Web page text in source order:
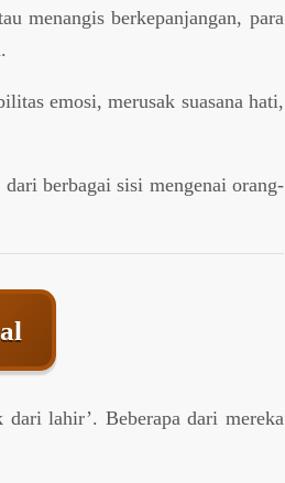
menangis berkepanjangan, para
emosi, merusak suasana hati,
berbagai sisi mengenai orang-
dari lahir’. Beberapa dari mereka